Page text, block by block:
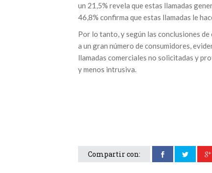
un 21,5% revela que estas llamadas
46,8% confirma que estas llamadas le
Por lo tanto, y según las conclusiones
a un gran número de consumidores,
llamadas comerciales no solicitadas y
y menos intrusiva.
Compartir con: